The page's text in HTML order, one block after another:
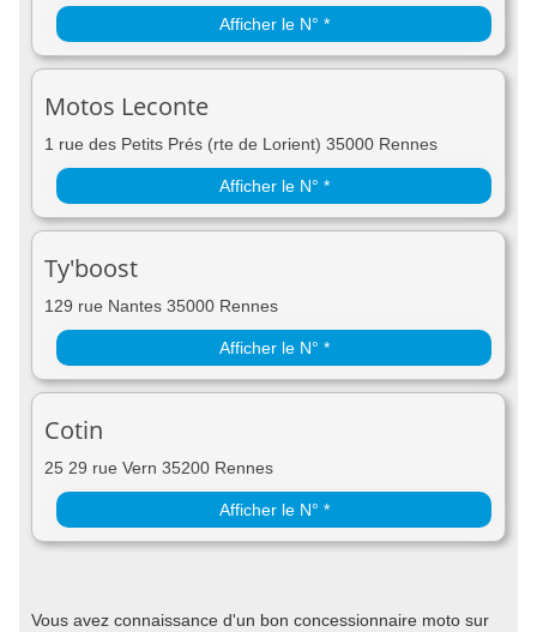
Afficher le N° *
Motos Leconte
1 rue des Petits Prés (rte de Lorient) 35000 Rennes
Afficher le N° *
Ty'boost
129 rue Nantes 35000 Rennes
Afficher le N° *
Cotin
25 29 rue Vern 35200 Rennes
Afficher le N° *
Vous avez connaissance d'un bon concessionnaire moto sur